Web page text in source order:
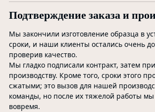
Подтверждение заказа и
Мы закончили изготовление образца в
сроки, и наши клиенты остались очень
проверив качество.
Мы гладко подписали контракт, затем
производству. Кроме того, сроки этого
сжатыми; это вызов для нашей
команды, но после их тяжелой работы мы
вовремя.